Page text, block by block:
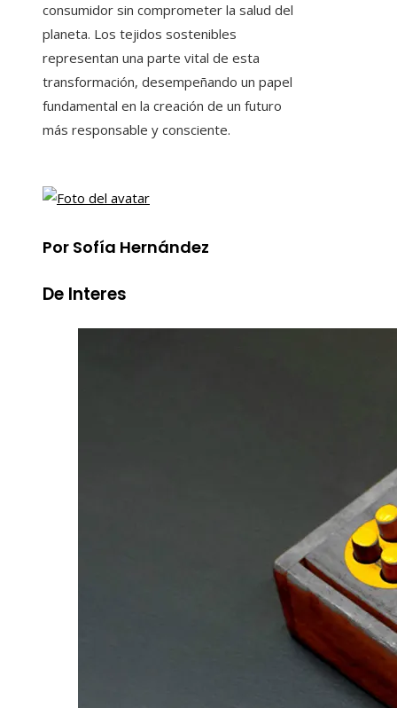
consumidor sin comprometer la salud del
planeta. Los tejidos sostenibles
representan una parte vital de esta
transformación, desempeñando un papel
fundamental en la creación de un futuro
más responsable y consciente.
Por Sofía Hernández
De Interes